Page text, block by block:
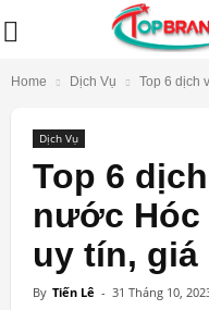
Home Dịch Vụ Top 6 dịch
Dịch Vụ
Top 6
nước Hóc
uy tín, giá
By Tiến Lê - 31 Tháng 10,